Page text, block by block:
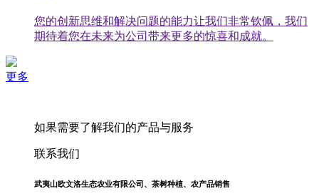
您的创新思维和解决问题的能力让我们非常钦佩，我们
期待着您在未来为公司带来更多的惊喜和成就。
更多
如果需要了解我们的产品与服务
联系我们
武夷山欧文洛生态农业有限公司、茶树种植、农产品销售